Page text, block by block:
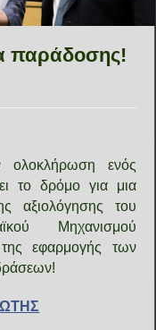
παράδοσης!
ολοκλήρωση ενός
το δρόμο για μια
αξιολόγησης του
Μηχανισμού
εφαρμογής των